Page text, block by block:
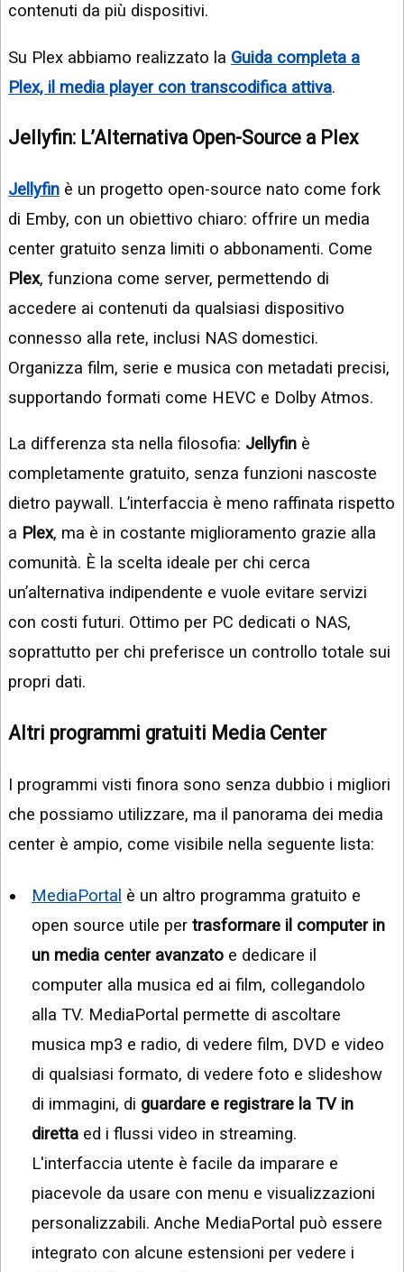
contenuti da più dispositivi.
Su Plex abbiamo realizzato la Guida completa a
Plex, il media player con transcodifica attiva.
Jellyfin: L’Alternativa Open-Source a Plex
Jellyfin è un progetto open-source nato come fork
di Emby, con un obiettivo chiaro: offrire un media
center gratuito senza limiti o abbonamenti. Come
Plex, funziona come server, permettendo di
accedere ai contenuti da qualsiasi dispositivo
connesso alla rete, inclusi NAS domestici.
Organizza film, serie e musica con metadati precisi,
supportando formati come HEVC e Dolby Atmos.
La differenza sta nella filosofia: Jellyfin è
completamente gratuito, senza funzioni nascoste
dietro paywall. L’interfaccia è meno raffinata rispetto
a Plex, ma è in costante miglioramento grazie alla
comunità. È la scelta ideale per chi cerca
un’alternativa indipendente e vuole evitare servizi
con costi futuri. Ottimo per PC dedicati o NAS,
soprattutto per chi preferisce un controllo totale sui
propri dati.
Altri programmi gratuiti Media Center
I programmi visti finora sono senza dubbio i migliori
che possiamo utilizzare, ma il panorama dei media
center è ampio, come visibile nella seguente lista:
MediaPortal è un altro programma gratuito e
open source utile per trasformare il computer in
un media center avanzato e dedicare il
computer alla musica ed ai film, collegandolo
alla TV. MediaPortal permette di ascoltare
musica mp3 e radio, di vedere film, DVD e video
di qualsiasi formato, di vedere foto e slideshow
di immagini, di guardare e registrare la TV in
diretta ed i flussi video in streaming.
L'interfaccia utente è facile da imparare e
piacevole da usare con menu e visualizzazioni
personalizzabili. Anche MediaPortal può essere
integrato con alcune estensioni per vedere i